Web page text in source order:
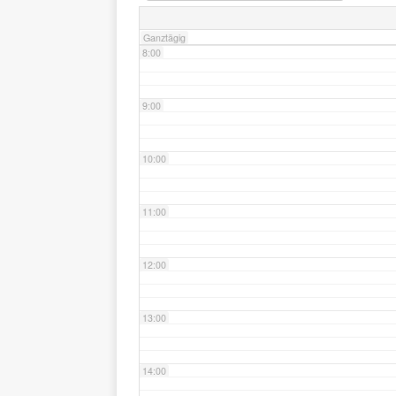
Ganztägig
8:00
9:00
10:00
11:00
12:00
13:00
14:00